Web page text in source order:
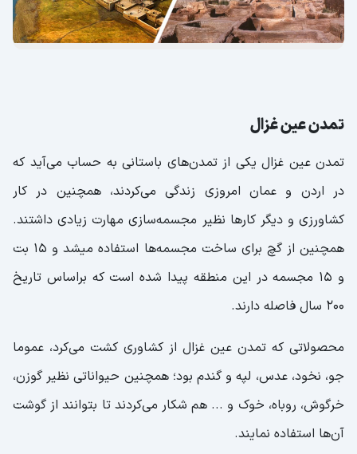
تمدن عین غزال
تمدن عین غزال یکی از تمدن‌های باستانی به حساب می‌آید که
در اردن و عمان امروزی زندگی می‌کردند، همچنین در کار
کشاورزی و دیگر کارها نظیر مجسمه‌سازی مهارت زیادی داشتند.
همچنین از گچ برای ساخت مجسمه‌ها استفاده میشد و 15 بت
و 15 مجسمه در این منطقه پیدا شده است که براساس تاریخ
200 سال فاصله دارند.
محصولاتی که تمدن عین غزال از کشاوری کشت می‌کرد، عموما
جو، نخود، عدس، لپه و گندم بود؛ همچنین حیواناتی نظیر گوزن،
خرگوش، روباه، خوک و ... هم شکار می‌کردند تا بتوانند از گوشت
آن‌ها استفاده نمایند.